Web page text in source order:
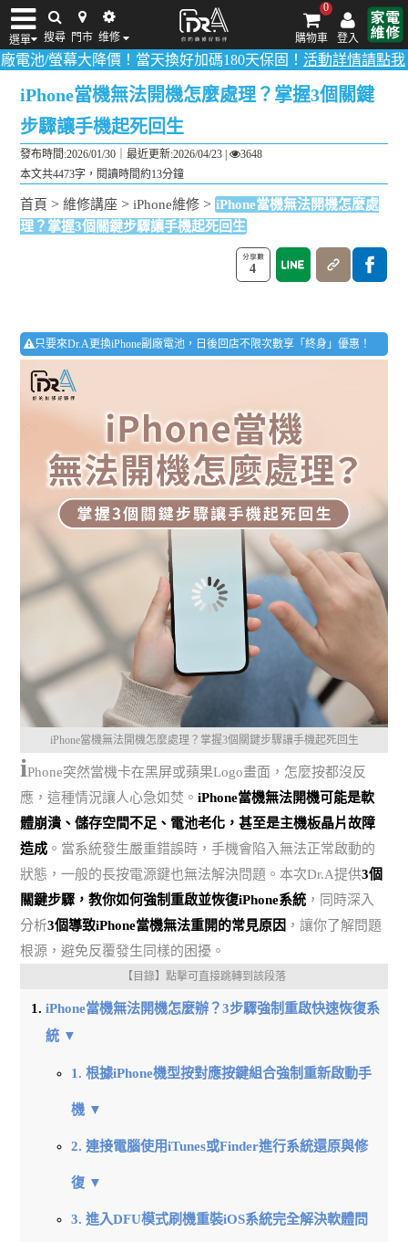
選單 搜尋 門市 维修 登入
0
購物車
iPhone維修/價格 筆電維修/價格 Android手機維修/價格 MacBook維修/價
降價！當天換好加碼180天保固！活動詳情請點我！多數品項0
iPhone當機無法開機怎麼處理？掌握3個關鍵
步驟讓手機起死回生
發布時間:2026/01/30｜最近更新:2026/04/23 |
3648
本文共4473字，閱讀時間約13分鐘
首頁 >維修講座 >iPhone維修 > iPhone當機無法開機怎麼處
理？掌握3個關鍵步驟讓手機起死回生
4
只要來Dr.A更換iPhone副廠電池，日後回店不限次數享「終身」優惠！
iPhone當機無法開機怎麼處理？掌握3個關鍵步驟讓手機起死回生
iPhone突然當機卡在黑屏或蘋果Logo畫面，怎麼按都沒反
應，這種情況讓人心急如焚。iPhone當機無法開機可能是軟
體崩潰、儲存空間不足、電池老化，甚至是主機板晶片故障
造成 。當系統發生嚴重錯誤時，手機會陷入無法正常啟動的
狀態，一般的長按電源鍵也無法解決問題。本次Dr.A提供3個
關鍵步驟，教你如何強制重啟並恢復iPhone系統 ，同時深入
分析3個導致iPhone當機無法重開的常見原因 ，讓你了解問題
根源，避免反覆發生同樣的困擾。
【目錄】點擊可直接跳轉到該段落
iPhone當機無法開機怎麼辦？3步驟強制重啟快速恢復系
統 ▼
1. 根據iPhone機型按對應按鍵組合強制重新啟動手
機 ▼
2. 連接電腦使用iTunes或Finder進行系統還原與修
復 ▼
3. 進入DFU模式刷機重裝iOS系統完全解決軟體問